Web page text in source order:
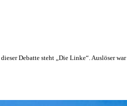
Debatte steht „Die Linke“. Auslöser